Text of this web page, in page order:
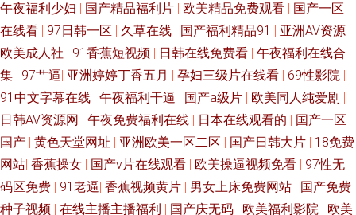
专区 91福利夜夜 黄色小视频一二区 91精品视频入口 久草久草热资源 91n视
频网站在线看 韩国高清有码 91看片免费看 日韩无码免费福利 91九色 欧美日
韩115p 老湿机福利看片 国产精品96福利网 亚洲视频一本 国肏屄视频 香蕉
五月伊人TV 国产日韩久久 91www在线观看 久久草社区AV线 91国内精品视
频 人妻喷水日韩 91中文在线视频 四虎影视城 传媒在线视频 青青草伊人 欧
午夜福利少妇 | 国产精品福利片 | 欧美精品免费观看 | 国产一区
在线看 | 97日韩一区 | 久草在线 | 国产福利精品91 | 亚洲AV资源 |
欧美成人社 | 91香蕉短视频 | 日韩在线免费看 | 午夜福利在线合
集 | 97艹逼| 亚洲婷婷丁香五月 | 孕妇三级片在线看 | 69性影院 |
91中文字幕在线 | 午夜福利干逼 | 国产a级片 | 欧美同人纯爱剧 |
日韩AV资源网 | 午夜免费福利在线 | 日本在线观看的 | 国产一区
国产 | 黄色天堂网址 | 亚洲欧美一区二区 | 国产日韩大片 | 18免费
网站| 香蕉操女 | 国产v片在线观看 | 欧美操逼视频免看 | 97性无
码区免费 | 91老逼| 香蕉视频黄片 | 男女上床免费网站 | 国产免费
种子视频 | 在线主播主播福利 | 国产庆无码 | 欧美福利影院 | 欧美